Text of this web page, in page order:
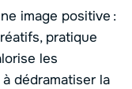
image positive :
pratique
les
dédramatiser la